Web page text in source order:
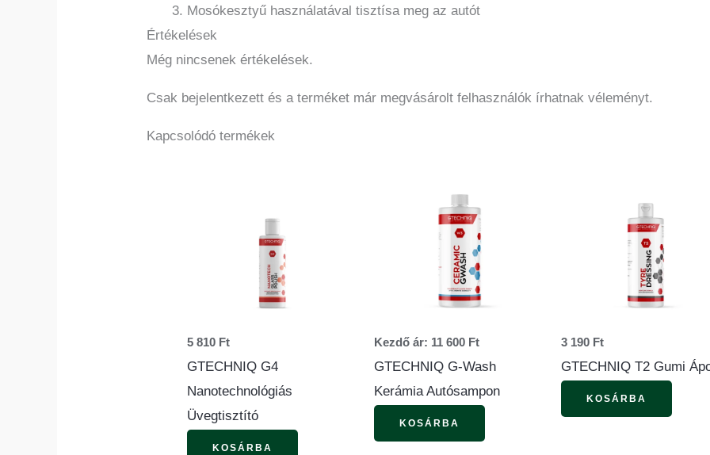
Mosókesztyű használatával tisztísa meg az autót
Értékelések
Még nincsenek értékelések.
Csak bejelentkezett és a terméket már megvásárolt felhasználók írhatnak véleményt.
Kapcsolódó termékek
5 810 Ft
GTECHNIQ G4
Nanotechnológiás
Üvegtisztító
KOSÁRBA
Kezdő ár: 11 600 Ft
GTECHNIQ G-Wash
Kerámia Autósampon
KOSÁRBA
A
termékoldalon
választhatók
3 190 Ft
GTECHNIQ T2 Gumi
KOSÁRBA